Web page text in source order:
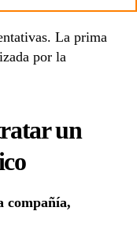
La prima
por la
un
compañía,